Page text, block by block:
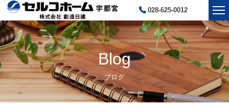
028-625-0012
Blog
ブログ